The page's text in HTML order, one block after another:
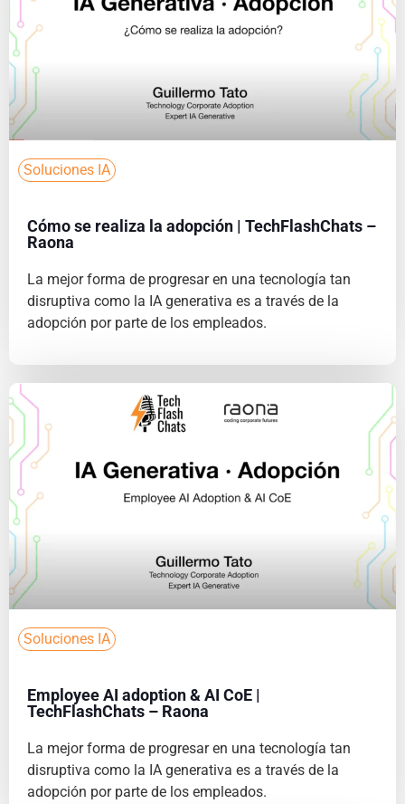
Soluciones IA
Cómo se realiza la adopción | TechFlashChats –
Raona
La mejor forma de progresar en una tecnología tan
disruptiva como la IA generativa es a través de la
adopción por parte de los empleados.
Soluciones IA
Employee AI adoption & AI CoE |
TechFlashChats – Raona
La mejor forma de progresar en una tecnología tan
disruptiva como la IA generativa es a través de la
adopción por parte de los empleados.